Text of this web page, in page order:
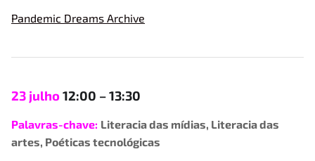
Pandemic Dreams Archive
23 julho12:00 – 13:30
Palavras-chave: Literacia das mídias, Literacia das
artes, Poéticas tecnológicas